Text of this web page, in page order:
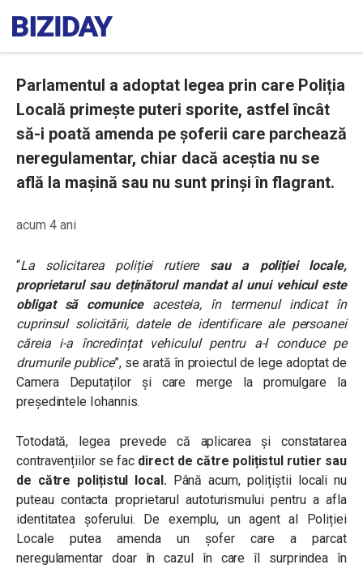
Parlamentul a adoptat legea prin care Poliția
Locală primește puteri sporite, astfel încât
să-i poată amenda pe șoferii care parchează
neregulamentar, chiar dacă aceștia nu se
află la mașină sau nu sunt prinși în flagrant.
acum 4 ani
“La solicitarea poliției rutiere sau a poliției locale,
proprietarul sau deținătorul mandat al unui vehicul este
obligat să comuniceacesteia, în termenul indicat în
cuprinsul solicitării, datele de identificare ale persoanei
căreia i-a încredințat vehiculul pentru a-l conduce pe
drumurile publice”, se arată în proiectul de lege adoptat de
Camera Deputaților și care merge la promulgare la
președintele Iohannis.
Totodată, legea prevede că aplicarea și constatarea
contravențiilor se fac direct de către polițistul rutier sau
de către polițistul local. Până acum, polițiștii locali nu
puteau contacta proprietarul autoturismului pentru a afla
identitatea șoferului. De exemplu, un agent al Poliției
Locale putea amenda un șofer care a parcat
neregulamentar doar în cazul în care îl surprindea în